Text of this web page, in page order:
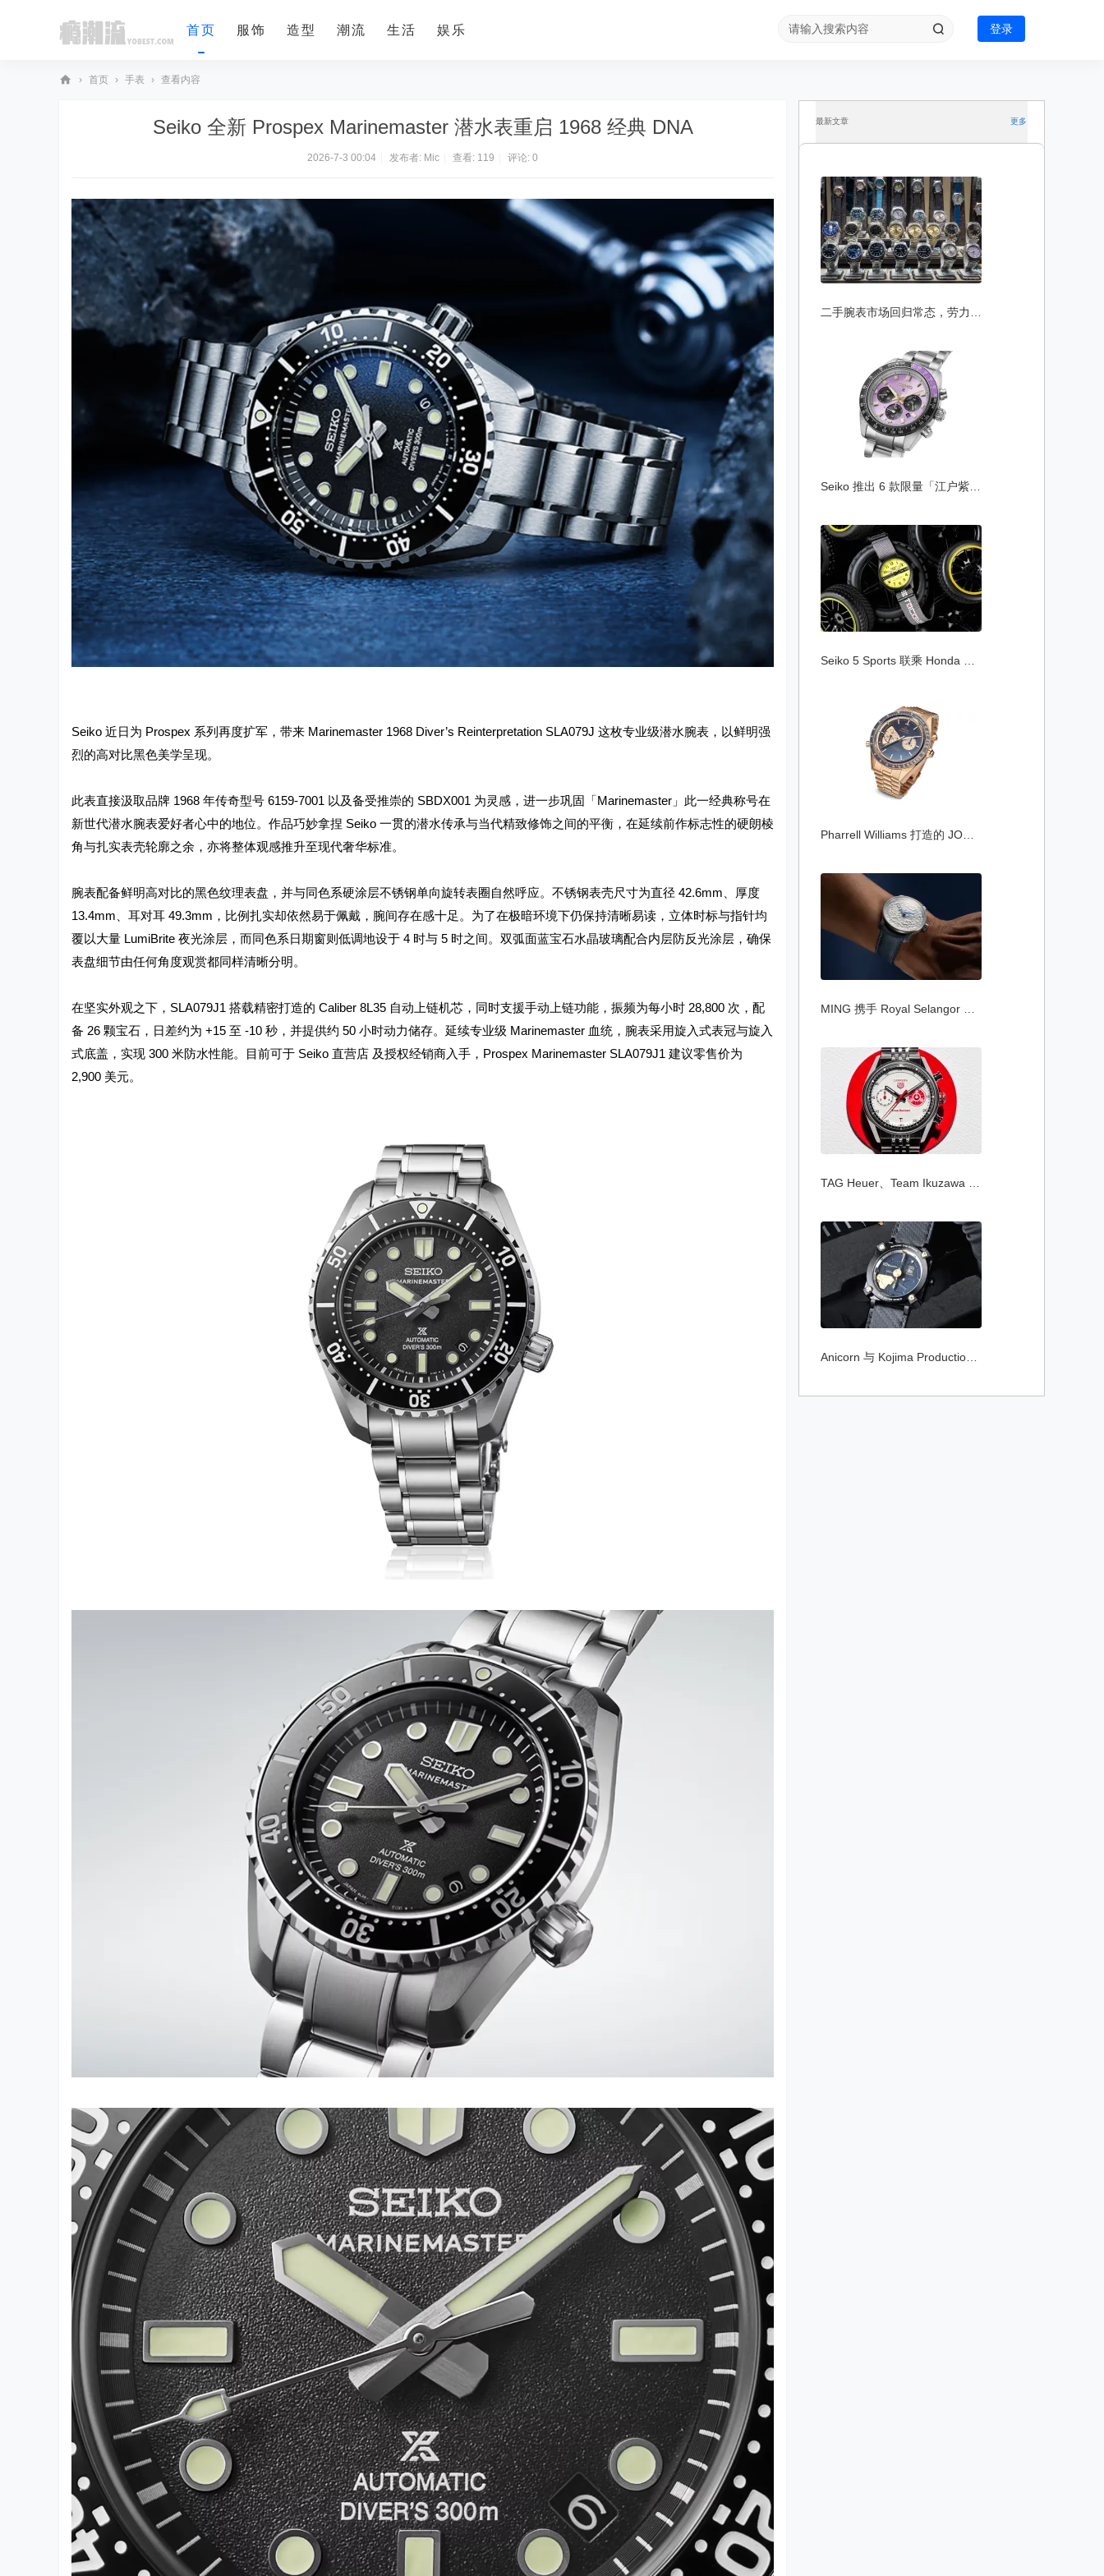
首页 服饰 造型 潮流 生活 娱乐 登录
› 首页 › 手表 › 查看内容
Seiko 全新 Prospex Marinemaster 潜水表重启 1968 经典 DNA
2026-7-3 00:04 发布者: Mic 查看: 119 评论: 0
Seiko 近日为 Prospex 系列再度扩军，带来 Marinemaster 1968 Diver’s Reinterpretation SLA079J 这枚专业级潜水腕表，以鲜明强
烈的高对比黑色美学呈现。
此表直接汲取品牌 1968 年传奇型号 6159-7001 以及备受推崇的 SBDX001 为灵感，进一步巩固「Marinemaster」此一经典称号在
新世代潜水腕表爱好者心中的地位。作品巧妙拿捏 Seiko 一贯的潜水传承与当代精致修饰之间的平衡，在延续前作标志性的硬朗棱
角与扎实表壳轮廓之余，亦将整体观感推升至现代奢华标准。
腕表配备鲜明高对比的黑色纹理表盘，并与同色系硬涂层不锈钢单向旋转表圈自然呼应。不锈钢表壳尺寸为直径 42.6mm、厚度
13.4mm、耳对耳 49.3mm，比例扎实却依然易于佩戴，腕间存在感十足。为了在极暗环境下仍保持清晰易读，立体时标与指针均
覆以大量 LumiBrite 夜光涂层，而同色系日期窗则低调地设于 4 时与 5 时之间。双弧面蓝宝石水晶玻璃配合内层防反光涂层，确保
表盘细节由任何角度观赏都同样清晰分明。
在坚实外观之下，SLA079J1 搭载精密打造的 Caliber 8L35 自动上链机芯，同时支援手动上链功能，振频为每小时 28,800 次，配
备 26 颗宝石，日差约为 +15 至 -10 秒，并提供约 50 小时动力储存。延续专业级 Marinemaster 血统，腕表采用旋入式表冠与旋入
式底盖，实现 300 米防水性能。目前可于 Seiko 直营店 及授权经销商入手，Prospex Marinemaster SLA079J1 建议零售价为
2,900 美元。
最新文章 更多